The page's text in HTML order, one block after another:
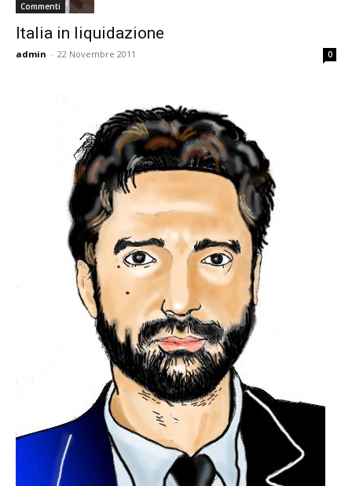
Commenti
Italia in liquidazione
admin - 22 Novembre 2011 0